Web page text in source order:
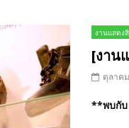
งานแสดง
[งาน
ตุลาค
**พบกับ